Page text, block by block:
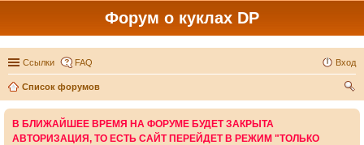
Форум о куклах DP
Ссылки FAQ Вход
Список форумов
В БЛИЖАЙШЕЕ ВРЕМЯ НА ФОРУМЕ БУДЕТ ЗАКРЫТА
АВТОРИЗАЦИЯ, ТО ЕСТЬ САЙТ ПЕРЕЙДЕТ В РЕЖИМ "ТОЛЬКО